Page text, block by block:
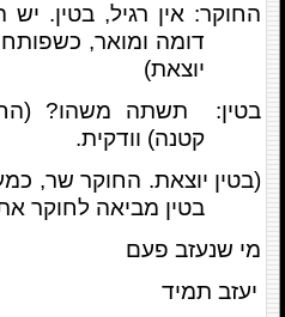
החוקר: אין רגיל, בטין.
דומה ומואר,
יוצאת)
בטין: תשתה משהו?
קטנה) וודקית.
(בטין יוצאת. החוקר שר,
בטין מביאה לחוקר
מי שנעזב פעם
יעזב תמיד